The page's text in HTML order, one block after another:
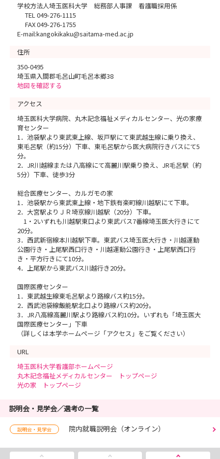
学校方法人埼玉医科大学 総務部人事課 看護職採用係
TEL 049-276-1115
FAX 049-276-1755
E-mail:kangokikaku@saitama-med.ac.jp
住所
350-0495
埼玉県入間郡毛呂山町毛呂本郷38
地図を確認する
アクセス
埼玉医科大学病院、丸木記念福祉メディカルセンター、光の家療
育センター
1．池袋駅より東武東上線、坂戸駅にて東武越生線に乗り換え、
東毛呂駅（約15分）下車、東毛呂駅から医大病院行きバスにて5
分。
2．JR川越線または八高線にて高麗川駅乗り換え、JR毛呂駅（約
5分）下車、徒歩3分
総合医療センター、カルガモの家
1．池袋駅から東武東上線・地下鉄有楽町線川越駅にて下車。
2．大宮駅よりＪＲ埼京線川越駅（20分）下車。
1・2いずれも川越駅東口より東武バス7番線埼玉医大行きにて
20分。
3．西武新宿線本川越駅下車。東武バス埼玉医大行き・川越運動
公園行き・上尾駅西口行き・川越運動公園行き・上尾駅西口行
き・平方行きにて10分。
4．上尾駅から東武バス川越行き20分。
国際医療センター
1．東武越生線東毛呂駅より路線バス約15分。
2．西武池袋線飯能駅北口より路線バス約20分。
3．JR八高線高麗川駅より路線バス約10分。いずれも「埼玉医大
国際医療センター」下車
（詳しくは本学ホームページ「アクセス」をご覧ください）
URL
埼玉医科大学看護部ホームページ
丸木記念福祉メディカルセンター トップページ
光の家 トップページ
説明会・見学会／選考の一覧
説明会・見学会 院内就職説明会（オンライン）